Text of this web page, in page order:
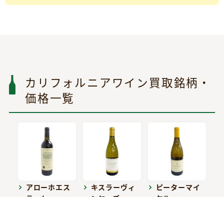
カリフォルニアワイン買取銘柄・
価格一覧
アローホエス
キスラーヴィ
ピーターマイ